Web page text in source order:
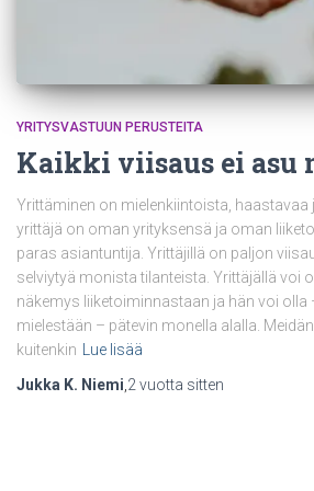
YRITYSVASTUUN PERUSTEITA
Kaikki viisaus ei asu
Yrittäminen on mielenkiintoista, haastavaa
yrittäjä on oman yrityksensä ja oman
paras asiantuntija. Yrittäjillä on paljon
selviytyä monista tilanteista. Yrittäjällä voi
näkemys liiketoiminnastaan ja hän voi olla
mielestään – pätevin monella alalla.
kuitenkin
Lue lisää
Jukka K. Niemi 2 vuotta sitten